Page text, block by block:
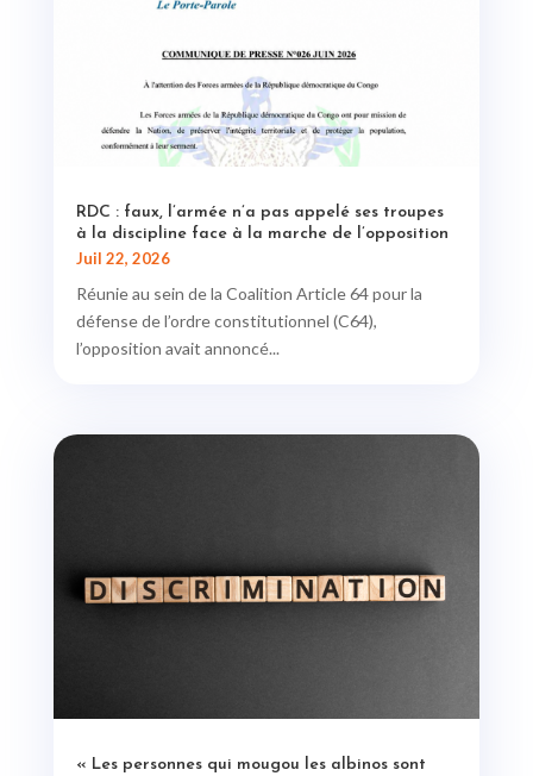
RDC : faux, l’armée n’a pas appelé ses troupes
à la discipline face à la marche de l’opposition
Juil 22, 2026
Réunie au sein de la Coalition Article 64 pour la
défense de l’ordre constitutionnel (C64),
l’opposition avait annoncé...
« Les personnes qui mougou les albinos sont